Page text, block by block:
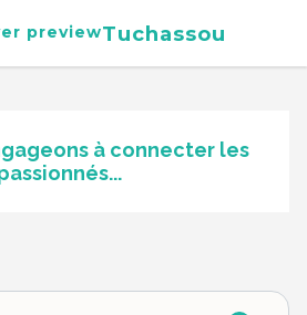
Tuchassou
à connecter les